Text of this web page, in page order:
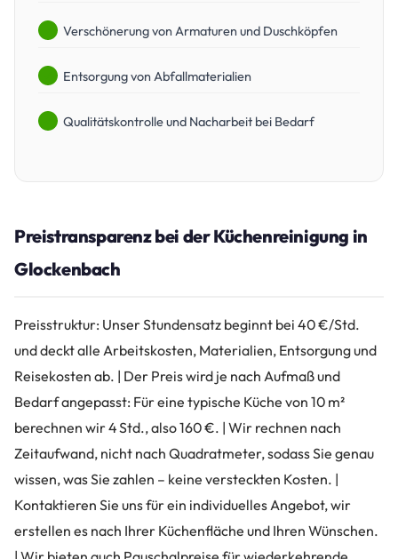
Verschönerung von Armaturen und Duschköpfen
Entsorgung von Abfallmaterialien
Qualitätskontrolle und Nacharbeit bei Bedarf
Preistransparenz bei der Küchenreinigung in
Glockenbach
Preisstruktur: Unser Stundensatz beginnt bei 40 €/Std.
und deckt alle Arbeitskosten, Materialien, Entsorgung und
Reisekosten ab. | Der Preis wird je nach Aufmaß und
Bedarf angepasst: Für eine typische Küche von 10 m²
berechnen wir 4 Std., also 160 €. | Wir rechnen nach
Zeitaufwand, nicht nach Quadratmeter, sodass Sie genau
wissen, was Sie zahlen – keine versteckten Kosten. |
Kontaktieren Sie uns für ein individuelles Angebot, wir
erstellen es nach Ihrer Küchenfläche und Ihren Wünschen.